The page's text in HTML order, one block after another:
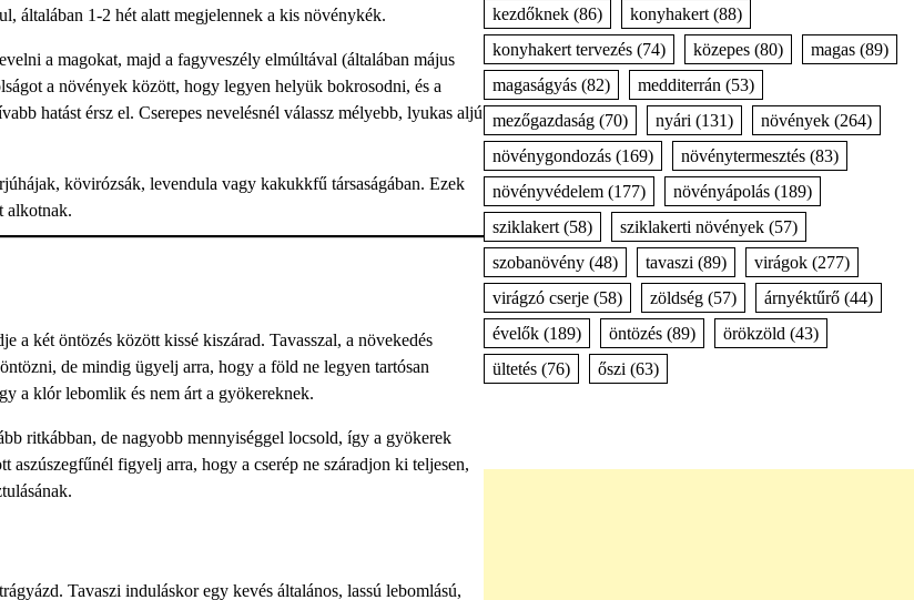
általában 1-2 hét alatt megjelennek a kis növénykék.
a magokat, majd a fagyveszély elmúltával (általában május
a növények között, hogy legyen helyük bokrosodni, és a
hatást érsz el. Cserepes nevelésnél válassz mélyebb, lyukas aljú
kövirózsák, levendula vagy kakukkfű társaságában. Ezek
alkotnak.
a két öntözés között kissé kiszárad. Tavasszal, a növekedés
de mindig ügyelj arra, hogy a föld ne legyen tartósan
a klór lebomlik és nem árt a gyökereknek.
ritkábban, de nagyobb mennyiséggel locsold, így a gyökerek
figyelj arra, hogy a cserép ne száradjon ki teljesen,
Tavaszi induláskor egy kevés általános, lassú lebomlású,
kezdőknek(86) konyhakert(88)
konyhakert tervezés(74) közepes(80) magas(89)
magaságyás(82) medditerrán (53)
mezőgazdaság(70) nyári (131) növények(264)
növénygondozás(169) növénytermesztés(83)
növényvédelem(177) növényápolás(189)
sziklakert(58) sziklakerti növények(57)
szobanövény(48) tavaszi (89) virágok(277)
virágzó cserje(58) zöldség(57) árnyéktűrő(44)
évelők(189) öntözés(89) örökzöld (43)
ültetés(76) őszi (63)